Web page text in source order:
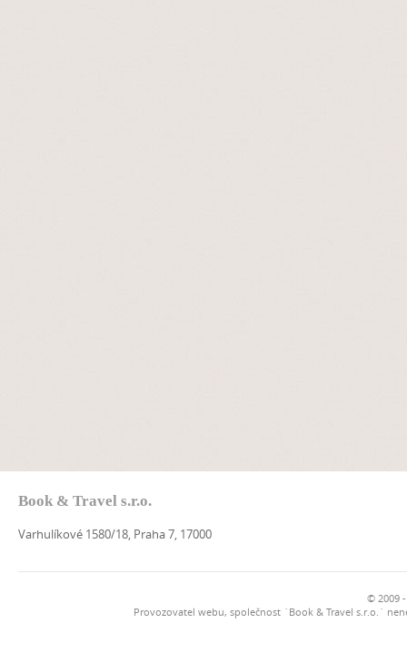
Book & Travel s.r.o.
Varhulíkové 1580/18, Praha 7, 17000
© 2009
Provozovatel webu, společnost `Book & Travel s.r.o.`